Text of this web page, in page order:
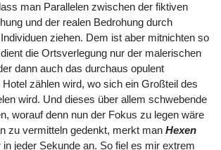
man Parallelen zwischen der fiktiven
und der realen Bedrohung durch
ziehen. Dem ist aber mitnichten so
die Ortsverlegung nur der malerischen
dann auch das durchaus opulent
zählen wird, wo sich ein Großteil des
wird. Und dieses über allem schwebende
worauf denn nun der Fokus zu legen wäre
zu vermitteln gedenkt, merkt man Hexen
jeder Sekunde an. So fiel es mir extrem